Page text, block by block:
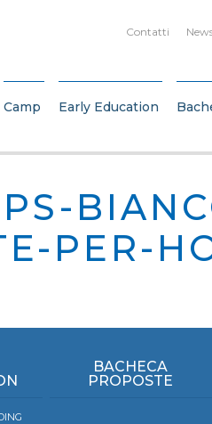
Contatti
Camp Early Education
PER-
BACHECA
PROPOSTE